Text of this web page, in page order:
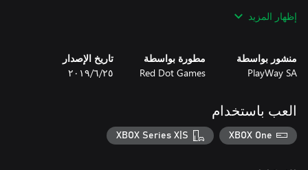
sprayer or a parts warehouse.
إظهار المزيد
منشور بواسطة
PlayWay SA
مطورة بواسطة
Red Dot Games
تاريخ الإصدار
٢٥‏/٦‏/٢٠١٩
العب باستخدام
XBOX One
XBOX Series X|S